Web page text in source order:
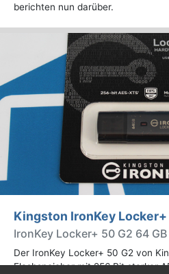
berichten nun darüber.
Kingston IronKey
IronKey Locker+ 50 G2 64 GB
Der IronKey Locker+ 50 G2 von
Flashspeicher mit 256 Bit starker